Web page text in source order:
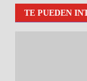
TE PUEDEN